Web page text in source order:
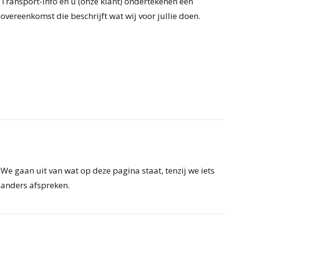
overeenkomst die beschrijft wat wij voor jullie doen.
We gaan uit van wat op deze pagina staat, tenzij we iets
anders afspreken.